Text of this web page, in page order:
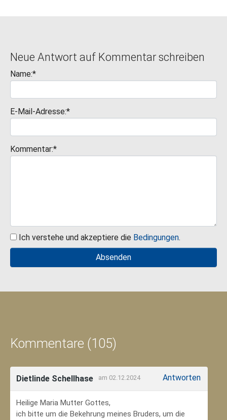
Neue Antwort auf Kommentar schreiben
Name:*
E-Mail-Adresse:*
Kommentar:*
Ich verstehe und akzeptiere die Bedingungen.
Kommentare (105)
Dietlinde Schellhase am 02.12.2024 Antworten
Heilige Maria Mutter Gottes,
ich bitte um die Bekehrung meines Bruders, um die